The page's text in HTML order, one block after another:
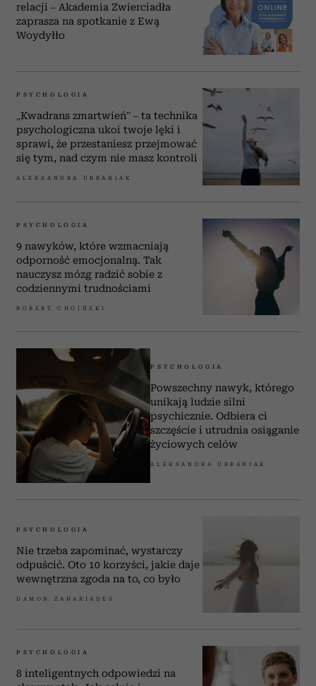
relacji – Akademia Zwierciadła
zaprasza na spotkanie z Ewą
Woydyłło
PSYCHOLOGIA
„Kwadrans zmartwień” – ta technika
psychologiczna ukoi twoje lęki i
sprawi, że przestaniesz przejmować
się tym, nad czym nie masz kontroli
ALEKSANDRA URBANIAK
PSYCHOLOGIA
9 nawyków, które wzmacniają
odporność emocjonalną. Tak
nauczysz mózg radzić sobie z
codziennymi trudnościami
ROBERT CHOIŃSKI
PSYCHOLOGIA
Powszechny nawyk, którego
unikają ludzie silni
psychicznie. Odbiera ci
szczęście i utrudnia osiąganie
życiowych celów
ALEKSANDRA URBANIAK
PSYCHOLOGIA
Nie trzeba zapominać, wystarczy
odpuścić. Oto 10 korzyści, jakie daje
wewnętrzna zgoda na to, co było
DAMON ZAHARIADES
PSYCHOLOGIA
8 inteligentnych odpowiedzi na